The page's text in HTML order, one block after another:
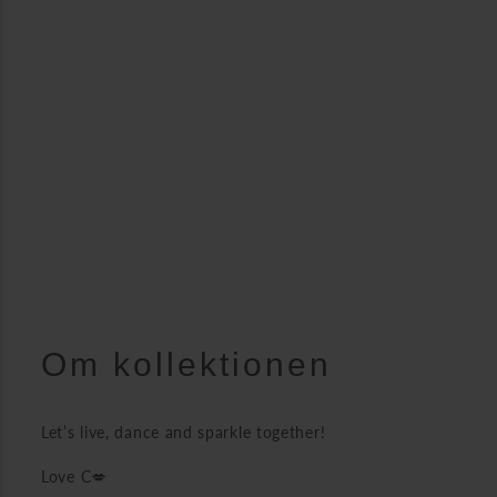
Om kollektionen
Let’s live, dance and sparkle together!
Love C💋